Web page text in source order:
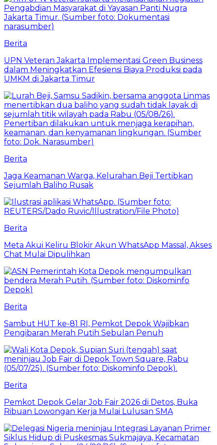
Berita
UPN Veteran Jakarta Implementasi Green Business
dalam Meningkatkan Efesiensi Biaya Produksi pada
UMKM di Jakarta Timur
Berita
Jaga Keamanan Warga, Kelurahan Beji Tertibkan
Sejumlah Baliho Rusak
Berita
Meta Akui Keliru Blokir Akun WhatsApp Massal, Akses
Chat Mulai Dipulihkan
Berita
Sambut HUT ke-81 RI, Pemkot Depok Wajibkan
Pengibaran Merah Putih Sebulan Penuh
Berita
Pemkot Depok Gelar Job Fair 2026 di Detos, Buka
Ribuan Lowongan Kerja Mulai Lulusan SMA